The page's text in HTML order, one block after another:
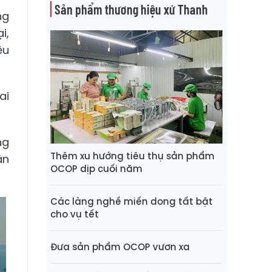
Sản phẩm thương hiệu xứ Thanh
Thêm xu hướng tiêu thụ sản phẩm
OCOP dịp cuối năm
Các làng nghề miến dong tất bật
cho vụ tết
Đưa sản phẩm OCOP vươn xa